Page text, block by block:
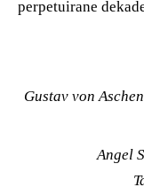
perpetuirane
Gustav von
Angel